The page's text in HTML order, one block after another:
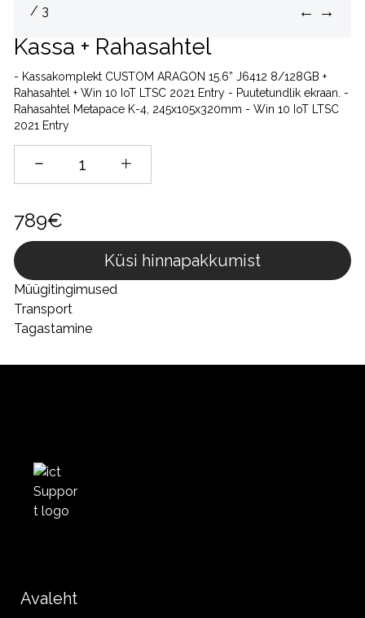
/ 3
← →
Kassa + Rahasahtel
- Kassakomplekt CUSTOM ARAGON 15.6” J6412 8/128GB +
Rahasahtel + Win 10 IoT LTSC 2021 Entry - Puutetundlik ekraan. -
Rahasahtel Metapace K-4, 245x105x320mm - Win 10 IoT LTSC
2021 Entry
789€
Küsi hinnapakkumist
Müügitingimused
Transport
Tagastamine
Avaleht